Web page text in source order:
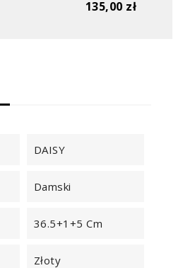
135,00 zł
DAISY
Damski
36.5+1+5 Cm
Złoty